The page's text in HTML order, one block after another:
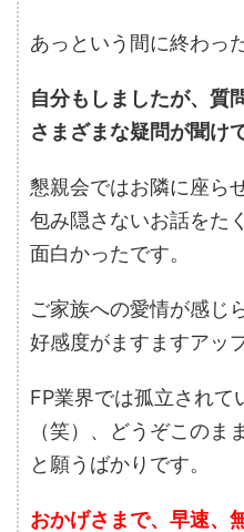
あっという間に終わっ
自分もしましたが、質
さまざまな疑問が聞け
懇親会ではお隣に座ら
包み隠さないお話をた
面白かったです。
ご家族への愛情が感じ
好感度がますますアッ
FP業界では孤立されて
（笑）、どうぞこのま
と願うばかりです。
おかげさまで、早速、